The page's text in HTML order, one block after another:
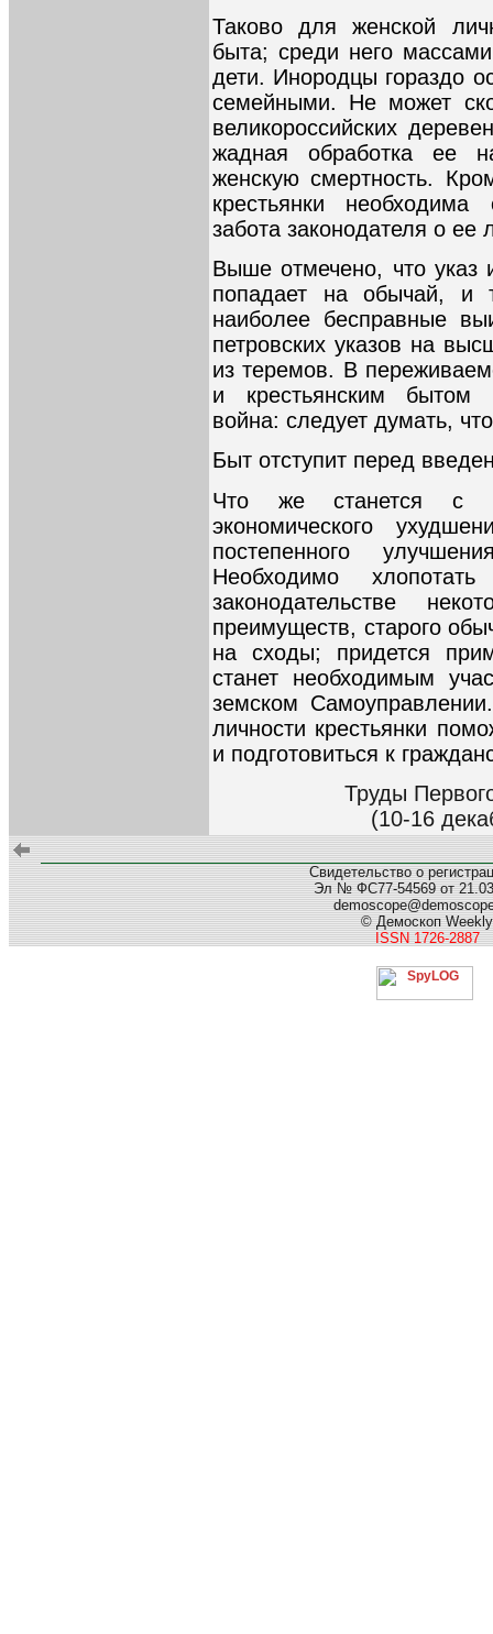
Таково для женской
быта; среди него
дети. Инородцы гораздо
семейными. Не может
великороссийских
жадная обработка ее
женскую смертность.
крестьянки
забота законодателя о ее
Выше отмечено, что указ
попадает на обычай, и
наиболее бесправные
петровских указов на
из теремов. В
и крестьянским бытом
война: следует думать,
Быт отступит перед
Что же станется с
экономического
постепенного
Необходимо
законодательстве
преимуществ, старого
на сходы; придется
станет необходимым
земском
личности крестьянки
и подготовиться к
Труды
(10-16
Свидетельство о
Эл № ФС77-54569 от
© Демоскоп Weekly
ISSN 1726-2887